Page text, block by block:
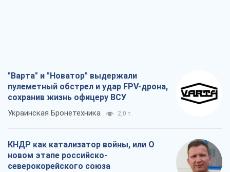
"Варта" и "Новатор" выдержали
пулеметный обстрел и удар FPV-дрона,
сохранив жизнь офицеру ВСУ
Украинская Бронетехника 2,0 т.
КНДР как катализатор войны, или О
новом этапе российско-
северокорейского союза